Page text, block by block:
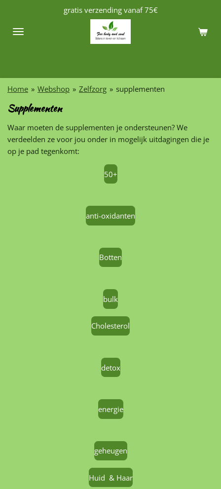
naar
gratis verzending vanaf 75€
Home » Webshop » Zelfzorg » supplementen
Supplementen
Waar moeten de supplementen je ondersteunen? We
verdeelden ze voor jou onder in mogelijk uitdagingen die je
op je pad tegenkomt:
50+
anti-oxidanten
Botten
bulk
Cholesterol
detox
energie
geheugen
Huid & Haar